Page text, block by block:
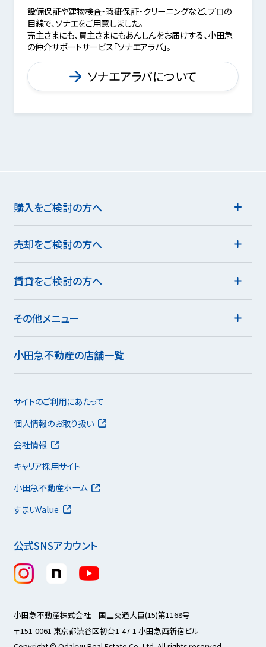
設備保証や建物検査・瑕疵保証・クリーニングなど、プロの
目線で、ソナエをご用意しました。
売主さまにも、買主さまにもあんしんをお届けする、小田急
の仲介サポートサービス「ソナエアラバ」。
ソナエアラバについて
購入をご検討の方へ
売却をご検討の方へ
賃貸をご検討の方へ
その他メニュー
小田急不動産の店舗一覧
公式SNSアカウント
サイトのご利用にあたって
個人情報のお取り扱い
会社情報
キャリア採用サイト
小田急不動産ホーム
すまいValue
小田急不動産株式会社 国土交通大臣(15)第1168号
〒151-0061 東京都渋谷区初台1-47-1 小田急西新宿ビル